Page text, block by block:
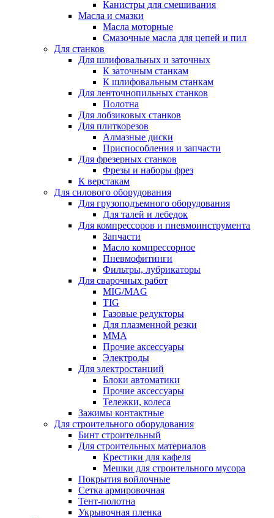
Канистры для смешивания
Масла и смазки
Масла моторные
Смазочные масла для цепей и пил
Для станков
Для шлифовальных и заточных
К заточным станкам
К шлифовальным станкам
Для ленточнопильных станков
Полотна
Для лобзиковых станков
Для плиткорезов
Алмазные диски
Приспособления и запчасти
Для фрезерных станков
Фрезы и наборы фрез
К верстакам
Для силового оборудования
Для грузоподъемного оборудования
Для талей и лебедок
Для компрессоров и пневмоинструмента
Запчасти
Масло компрессорное
Пневмофитинги
Фильтры, лубрикаторы
Для сварочных работ
MIG/MAG
TIG
Газовые редукторы
Для плазменной резки
ММА
Прочие аксессуары
Электроды
Для электростанций
Блоки автоматики
Прочие аксессуары
Тележки, колеса
Зажимы контактные
Для строительного оборудования
Бинт строительный
Для строительных материалов
Крестики для кафеля
Мешки для строительного мусора
Покрытия войлочные
Сетка армировочная
Тент-полотна
Укрывочная пленка